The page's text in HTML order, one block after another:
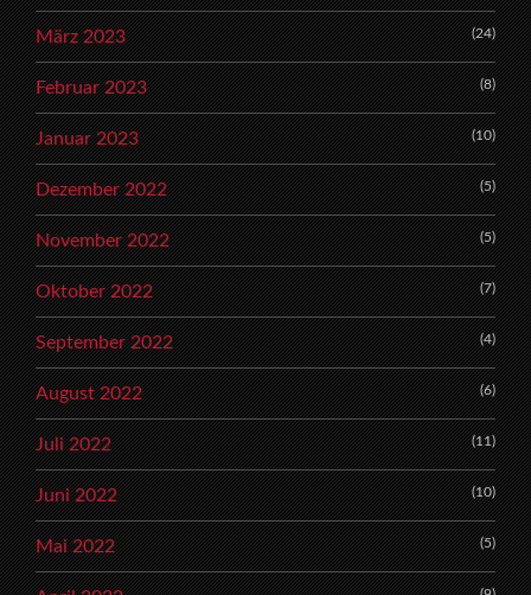
März 2023 (24)
Februar 2023 (8)
Januar 2023 (10)
Dezember 2022 (5)
November 2022 (5)
Oktober 2022 (7)
September 2022 (4)
August 2022 (6)
Juli 2022 (11)
Juni 2022 (10)
Mai 2022 (5)